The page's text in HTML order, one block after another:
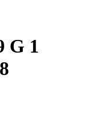
G 1